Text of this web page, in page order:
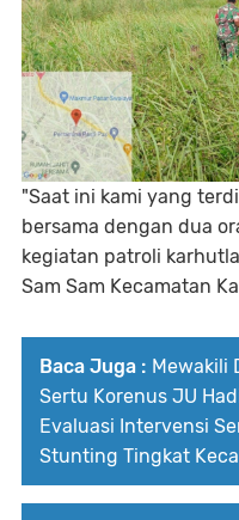
"Saat ini kami yang
bersama dengan dua
kegiatan patroli
Sam Sam Kecamatan
Baca Juga : Mewakili
Sertu Korenus JU
Evaluasi Intervensi
Stunting Tingkat